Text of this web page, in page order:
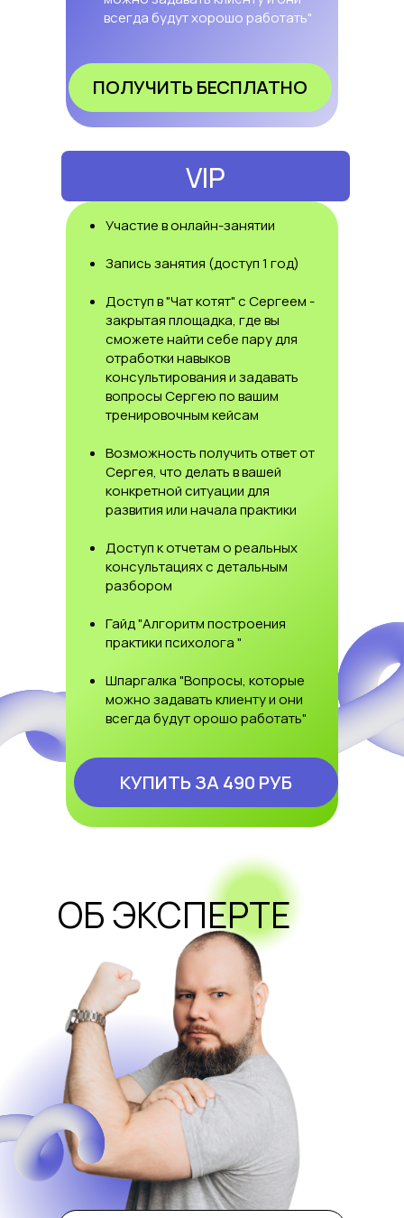
Для тех, кто хочет получить новую
профессию и начать работать
Для студентов и выпускников
психологических факультетов, которые
Для начинающих психологов, которые не
чувствуют себя уверенно в роли
консультанта
всегда будут хорошо работать"
Участие в онлайн-занятии
Запись занятия (доступ 1 год)
Доступ в "Чат котят" с Сергеем -
закрытая площадка, где вы
сможете найти себе пару для
отработки навыков
консультирования и задавать
вопросы Сергею по вашим
тренировочным кейсам
Возможность получить ответ от
Сергея, что делать в вашей
конкретной ситуации для
развития или начала практики
Доступ к отчетам о реальных
консультациях с детальным
разбором
Гайд "Алгоритм построения
практики психолога "
Шпаргалка "Вопросы, которые
можно задавать клиенту и они
всегда будут орошо работать"
VIP
ПОЛУЧИТЬ БЕСПЛАТНО
КУПИТЬ ЗА 490 РУБ
ОБ ЭКСПЕРТЕ